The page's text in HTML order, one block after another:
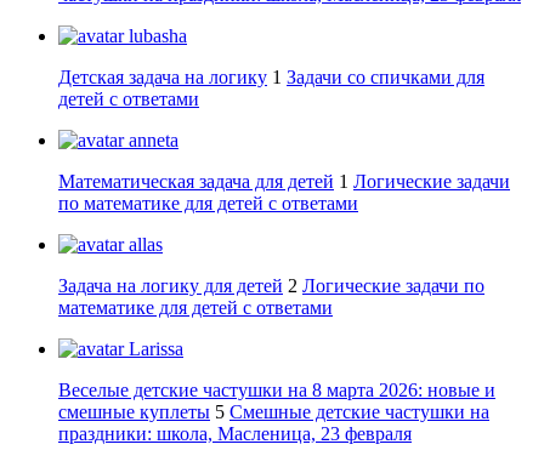
lubasha
Детская задача на логику 1 Задачи со спичками для
детей с ответами
anneta
Математическая задача для детей 1 Логические задачи
по математике для детей с ответами
allas
Задача на логику для детей 2 Логические задачи по
математике для детей с ответами
Larissa
Веселые детские частушки на 8 марта 2026: новые и
смешные куплеты 5 Смешные детские частушки на
праздники: школа, Масленица, 23 февраля